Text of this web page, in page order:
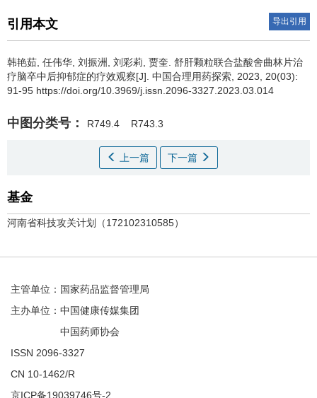
引用本文 导出引用
韩艳茹, 任伟华, 刘振洲, 刘彩莉, 贾奎. 舒肝颗粒联合盐酸舍曲林片治
疗脑卒中后抑郁症的疗效观察[J]. 中国合理用药探索, 2023, 20(03):
91-95 https://doi.org/10.3969/j.issn.2096-3327.2023.03.014
中图分类号： R749.4 R743.3
上一篇 下一篇
基金
河南省科技攻关计划（172102310585）
主管单位：国家药品监督管理局
主办单位：中国健康传媒集团
中国药师协会
ISSN 2096-3327
CN 10-1462/R
京ICP备19039746号-2